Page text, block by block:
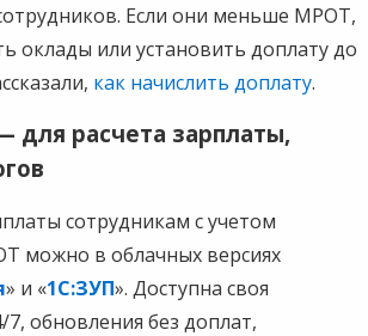
Если они меньше МРОТ,
оклады или установить доплату до
как начислить доплату.
для расчета зарплаты,
сотрудникам с учетом
можно в облачных версиях
» и «1С:ЗУП». Доступна своя
обновления без доплат,